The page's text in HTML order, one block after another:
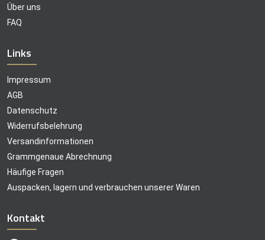
Über uns
FAQ
Links
Impressum
AGB
Datenschutz
Widerrufsbelehrung
Versandinformationen
Grammgenaue Abrechnung
Häufige Fragen
Auspacken, lagern und verbrauchen unserer Waren
Kontakt